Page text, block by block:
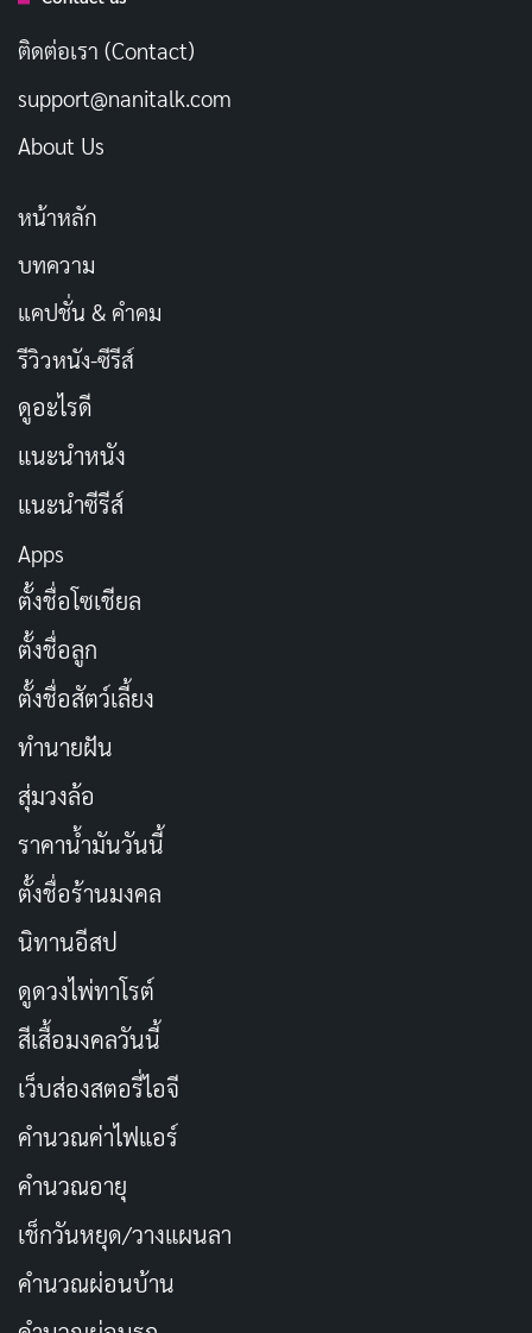
ด้วย
เอาชนะอุปสรรคทั่วไปในการหาเพื่อน
มีสาเหตุหลายประการที่ทำให้บางคนมีปัญหาในการหา
เพื่อน อุปสรรคทั่วไปบางประการ ได้แก่ :
ความอายหรือความวิตกกังวลทางสังคม
ย้ายไปยังพื้นที่ใหม่
ขาดความสนใจหรืองานอดิเรกร่วมกัน
ตารางงานยุ่งหรือไม่มีเวลา
กลัวการถูกปฏิเสธหรือถูกตัดสิน
โชคดีที่มีวิธีเอาชนะอุปสรรคเหล่านี้และสร้างความสัมพันธ์
ที่มีความหมายกับผู้อื่น
ขั้นตอนที่ 1: ใช้ความคิดริเริ่ม
การหาเพื่อนมักต้องใช้ความคิดริเริ่มและแสดงตัวตนของ
คุณออกมา สิ่งนี้อาจดูน่ากลัว แต่เป็นก้าวแรกที่สำคัญ ต่อไป
นี้เป็นวิธีการริเริ่ม:
ติดต่อเรา (Contact)
support@nanitalk.com
About Us
หน้าหลัก
บทความ
แคปชั่น & คำคม
รีวิวหนัง-ซีรีส์
ดูอะไรดี
แนะนำหนัง
แนะนำซีรีส์
Apps
ตั้งชื่อโซเชียล
ตั้งชื่อลูก
ตั้งชื่อสัตว์เลี้ยง
ทำนายฝัน
สุ่มวงล้อ
ราคาน้ำมันวันนี้
ตั้งชื่อร้านมงคล
นิทานอีสป
ดูดวงไพ่ทาโรต์
สีเสื้อมงคลวันนี้
เว็บส่องสตอรี่ไอจี
คำนวณค่าไฟแอร์
คำนวณอายุ
เช็กวันหยุด/วางแผนลา
คำนวณผ่อนบ้าน